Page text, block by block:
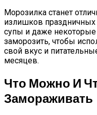
Морозилка станет
излишков
супы и даже
заморозить, чтобы
свой вкус и
месяцев.
Что Можно И
Замораживать